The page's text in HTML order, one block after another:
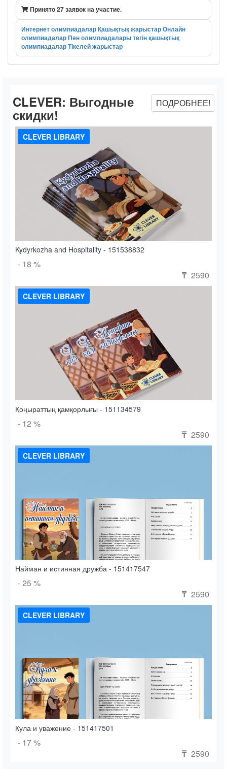
Принято 27 заявок на участие.
Интернет олимпиадаларҚашықтық жарыстарОнлайн
олимпиадаларПән олимпиадаларытегін қашықтық
олимпиадаларТікелей жарыстар
CLEVER: Выгодные
скидки!
ПОДРОБНЕЕ!
CLEVER LIBRARY
Kydyrkozha and Hospitality - 151538832
- 18 %
₸ 2590
CLEVER LIBRARY
Қоңыраттың қамқорлығы - 151134579
- 12 %
₸ 2590
CLEVER LIBRARY
Найман и истинная дружба - 151417547
- 25 %
₸ 2590
CLEVER LIBRARY
Кула и уважение - 151417501
- 17 %
₸ 2590